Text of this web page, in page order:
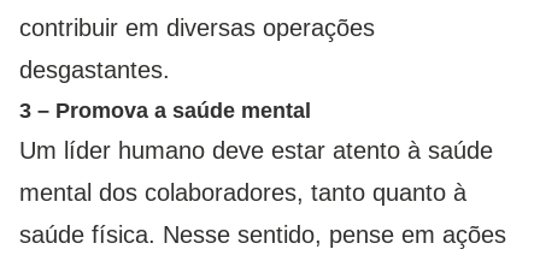
contribuir em diversas operações
desgastantes.
3 – Promova a saúde mental
Um líder humano deve estar atento à saúde
mental dos colaboradores, tanto quanto à
saúde física. Nesse sentido, pense em ações